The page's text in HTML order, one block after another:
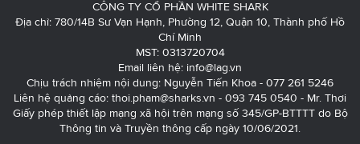
CÔNG TY CỔ PHẦN WHITE SHARK
Địa chỉ: 780/14B Sư Vạn Hạnh, Phường 12, Quận 10, Thành phố Hồ
Chí Minh
MST: 0313720704
Email liên hệ: info@lag.vn
Chịu trách nhiệm nội dung: Nguyễn Tiến Khoa - 077 261 5246
Liên hệ quảng cáo: thoi.pham@sharks.vn - 093 745 0540 - Mr. Thơi
Giấy phép thiết lập mạng xã hội trên mạng số 345/GP-BTTTT do Bộ
Thông tin và Truyền thông cấp ngày 10/06/2021.